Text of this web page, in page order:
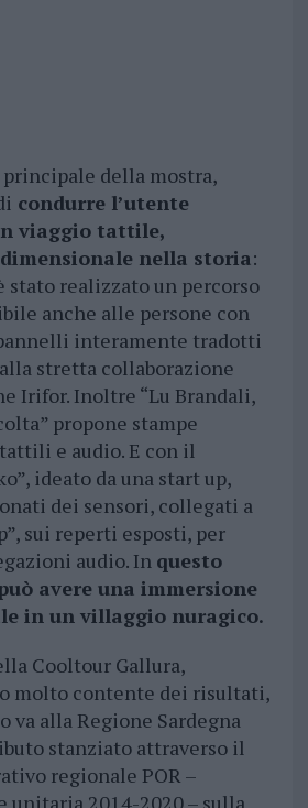
della mostra,
condurre l’utente
viaggio tattile,
nella storia:
stato realizzato un percorso
anche alle persone con
interamente tradotti
stretta collaborazione
Irifor. Inoltre “Lu Brandali,
propone stampe
e audio. E con il
ideato da una start up,
dei sensori, collegati a
sui reperti esposti, per
audio. In questo
avere una immersione
in un villaggio nuragico.
Cooltour Gallura,
molto contente dei risultati,
alla Regione Sardegna
stanziato attraverso il
regionale POR –